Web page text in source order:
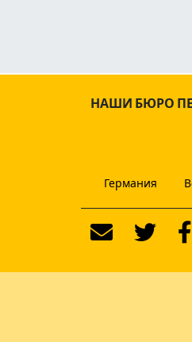
НАШИ БЮРО
Германия